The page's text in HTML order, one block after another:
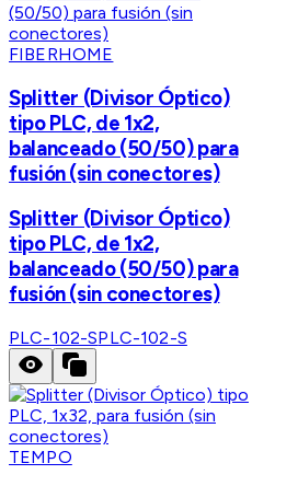
FIBERHOME
Splitter (Divisor Óptico)
tipo PLC, de 1x2,
balanceado (50/50) para
fusión (sin conectores)
Splitter (Divisor Óptico)
tipo PLC, de 1x2,
balanceado (50/50) para
fusión (sin conectores)
PLC-102-SPLC-102-S
TEMPO